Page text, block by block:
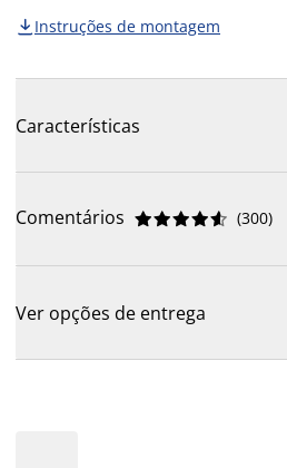
 Instruções de montagem
Características
Comentários 




 (300)
Ver opções de entrega